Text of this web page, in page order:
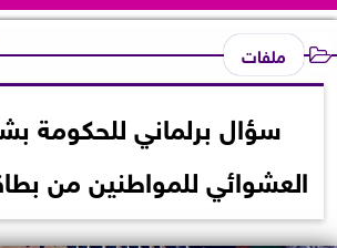
ملفات
سؤال برلماني للحكومة
العشوائي للمواطنين من